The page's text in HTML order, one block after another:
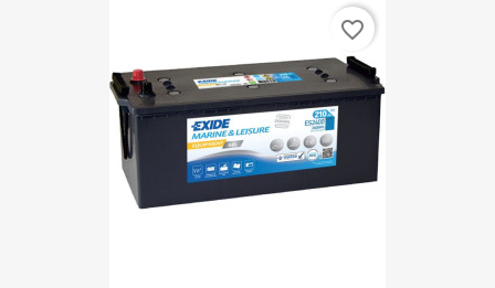
favorite_border